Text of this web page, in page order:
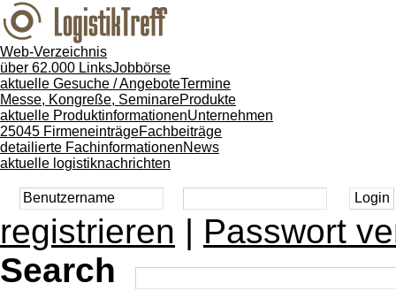
Web-Verzeichnis
über 62.000 LinksJobbörse
aktuelle Gesuche / AngeboteTermine
Messe, Kongreße, SeminareProdukte
aktuelle ProduktinformationenUnternehmen
25045 FirmeneinträgeFachbeiträge
detailierte FachinformationenNews
aktuelle logistiknachrichten
registrieren | Passwort
Search